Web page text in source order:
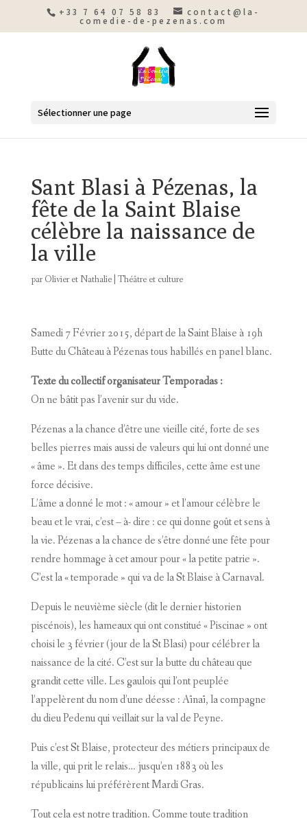
+33 7 64 07 58 83 contact@la-
comedie-de-pezenas.com
Sélectionner une page
Sant Blasi à Pézenas, la
fête de la Saint Blaise
célèbre la naissance de
la ville
par Olivier et Nathalie| Théâtre et culture
Samedi 7 Février 2015, départ de la Saint Blaise à 19h
Butte du Château à Pézenas tous habillés en panel blanc.
Texte du collectif organisateur Temporadas :
On ne bâtit pas l’avenir sur du vide.
Pézenas a la chance d’être une vieille cité, forte de ses
belles pierres mais aussi de valeurs qui lui ont donné une
« âme ». Et dans des temps difficiles, cette âme est une
force décisive.
L’âme a donné le mot : « amour » et l’amour célèbre le
beau et le vrai, c’est – à- dire : ce qui donne goût et sens à
la vie. Pézenas a la chance de s’être donné une fête pour
rendre hommage à cet amour pour « la petite patrie ».
C’est la « temporade » qui va de la St Blaise à Carnaval.
Depuis le neuvième siècle (dit le dernier historien
piscénois), les hameaux qui ont constitué « Piscinae » ont
choisi le 3 février (jour de la St Blasi) pour célébrer la
naissance de la cité. C’est sur la butte du château que
grandit cette ville. Les gaulois qui l’ont peuplée
l’appelèrent du nom d’une déesse : Aïnaï, la compagne
du dieu Pedenu qui veillait sur la val de Peyne.
Puis c’est St Blaise, protecteur des métiers principaux de
la ville, qui prit le relais… jusqu’en 1883 où les
républicains lui préférèrent Mardi Gras.
Tout cela est notre tradition. Comme toute tradition